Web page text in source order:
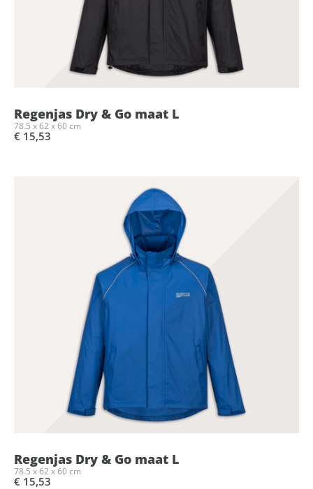
Regenjas Dry & Go maat L
78.5 x 62 x 60 cm
€ 15,53
Regenjas Dry & Go maat L
78.5 x 62 x 60 cm
€ 15,53